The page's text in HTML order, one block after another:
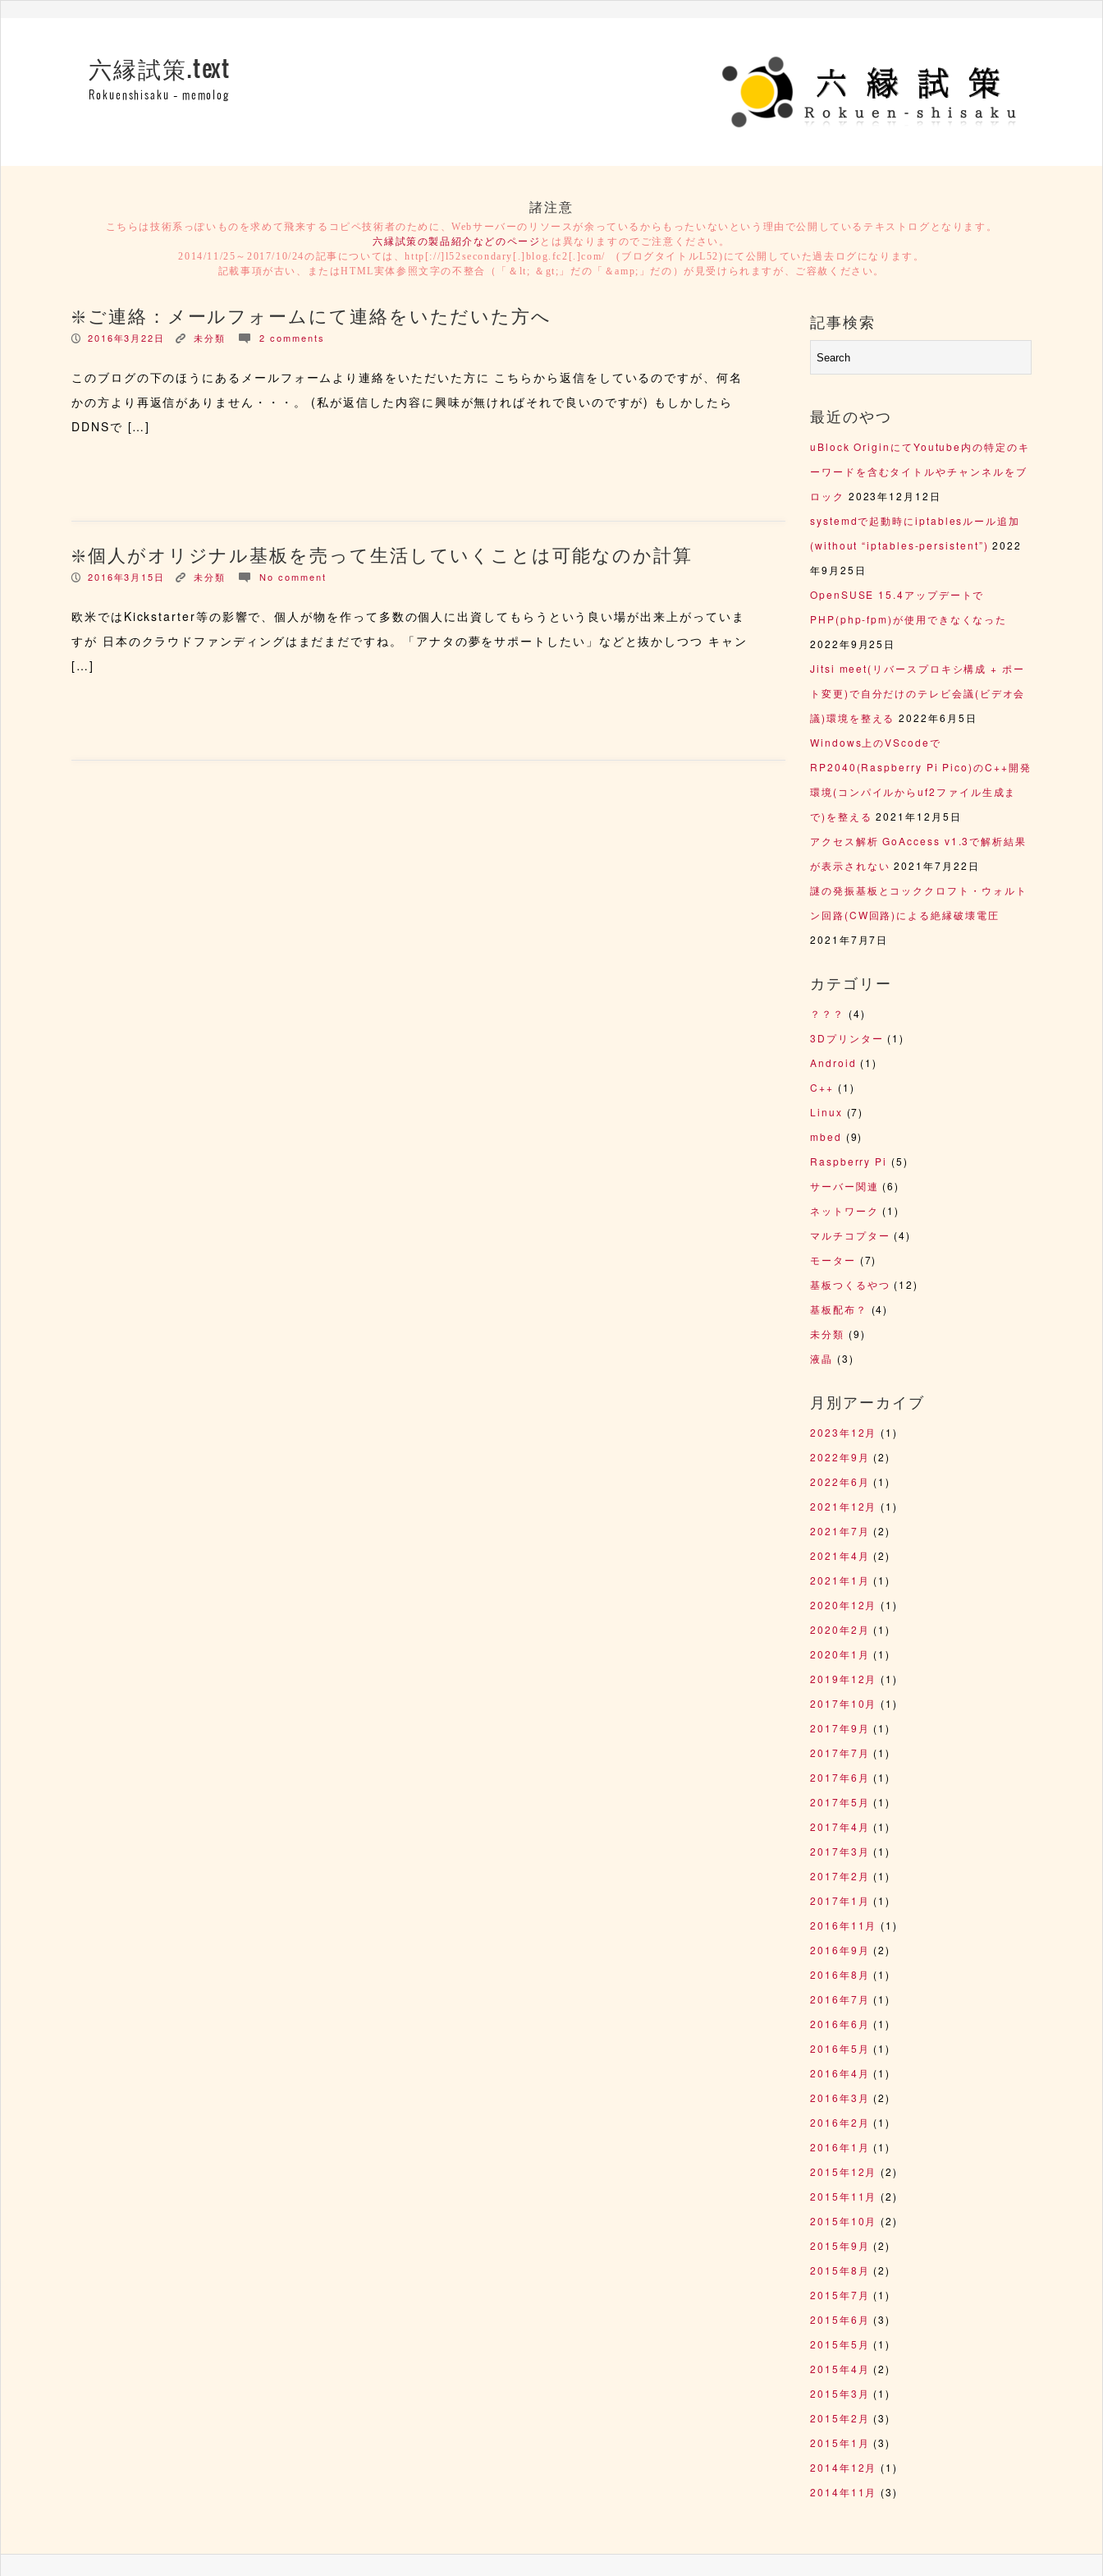
六縁試策.text
Rokuenshisaku – memolog
諸注意
こちらは技術系っぽいものを求めて飛来するコピペ技術者のために、Webサーバーのリソースが余っているからもったいないという理由で公開しているテキストログとなります。
六縁試策の製品紹介などのページ とは異なりますのでご注意ください。
2014/11/25～2017/10/24の記事については、http[://]l52secondary[.]blog.fc2[.]com/ (ブログタイトルL52)にて公開していた過去ログになります。
記載事項が古い、またはHTML実体参照文字の不整合（「＆lt; ＆gt;」だの「＆amp;」だの）が見受けられますが、ご容赦ください。
ご連絡：メールフォームにて連絡をいただいた方へ
P 2016年3月22日 K 未分類 c 2 comments
このブログの下のほうにあるメールフォームより連絡をいただいた方に こちらから返信をしているのですが、何名
かの方より再返信がありません・・・。 (私が返信した内容に興味が無ければそれで良いのですが) もしかしたら
DDNSで […]
個人がオリジナル基板を売って生活していくことは可能なのか計算
P 2016年3月15日 K 未分類 c No comment
欧米ではKickstarter等の影響で、個人が物を作って多数の個人に出資してもらうという良い場が出来上がっていま
すが 日本のクラウドファンディングはまだまだですね。「アナタの夢をサポートしたい」などと抜かしつつ キャン
[…]
記事検索
最近のやつ
uBlock OriginにてYoutube内の特定のキ
ーワードを含むタイトルやチャンネルをブ
ロック 2023年12月12日
systemdで起動時にiptablesルール追加
(without “iptables-persistent”) 2022
年9月25日
OpenSUSE 15.4アップデートで
PHP(php-fpm)が使用できなくなった
2022年9月25日
Jitsi meet(リバースプロキシ構成 + ポー
ト変更)で自分だけのテレビ会議(ビデオ会
議)環境を整える 2022年6月5日
Windows上のVScodeで
RP2040(Raspberry Pi Pico)のC++開発
環境(コンパイルからuf2ファイル生成ま
で)を整える 2021年12月5日
アクセス解析 GoAccess v1.3で解析結果
が表示されない 2021年7月22日
謎の発振基板とコッククロフト・ウォルト
ン回路(CW回路)による絶縁破壊電圧
2021年7月7日
カテゴリー
？？？
(4)
3Dプリンター (1)
Android (1)
C++ (1)
Linux (7)
mbed (9)
Raspberry Pi (5)
サーバー関連 (6)
ネットワーク (1)
マルチコプター (4)
モーター (7)
基板つくるやつ (12)
基板配布？
(4)
未分類 (9)
液晶 (3)
月別アーカイブ
2023年12月 (1)
2022年9月 (2)
2022年6月 (1)
2021年12月 (1)
2021年7月 (2)
2021年4月 (2)
2021年1月 (1)
2020年12月 (1)
2020年2月 (1)
2020年1月 (1)
2019年12月 (1)
2017年10月 (1)
2017年9月 (1)
2017年7月 (1)
2017年6月 (1)
2017年5月 (1)
2017年4月 (1)
2017年3月 (1)
2017年2月 (1)
2017年1月 (1)
2016年11月 (1)
2016年9月 (2)
2016年8月 (1)
2016年7月 (1)
2016年6月 (1)
2016年5月 (1)
2016年4月 (1)
2016年3月 (2)
2016年2月 (1)
2016年1月 (1)
2015年12月 (2)
2015年11月 (2)
2015年10月 (2)
2015年9月 (2)
2015年8月 (2)
2015年7月 (1)
2015年6月 (3)
2015年5月 (1)
2015年4月 (2)
2015年3月 (1)
2015年2月 (3)
2015年1月 (3)
2014年12月 (1)
2014年11月 (3)